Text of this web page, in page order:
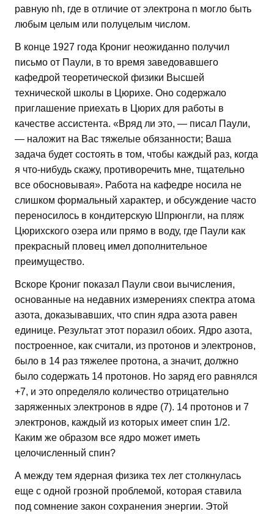
равную nh, где в отличие от электрона n могло быть
любым целым или полуцелым числом.
В конце 1927 года Крониг неожиданно получил
письмо от Паули, в то время заведовавшего
кафедрой теоретической физики Высшей
технической школы в Цюрихе. Оно содержало
приглашение приехать в Цюрих для работы в
качестве ассистента. «Вряд ли это, — писал Паули,
— наложит на Вас тяжелые обязанности; Ваша
задача будет состоять в том, чтобы каждый раз, когда
я что-нибудь скажу, противоречить мне, тщательно
все обосновывая». Работа на кафедре носила не
слишком формальный характер, и обсуждение часто
переносилось в кондитерскую Шпрюнгли, на пляж
Цюрихского озера или прямо в воду, где Паули как
прекрасный пловец имел дополнительное
преимущество.
Вскоре Крониг показал Паули свои вычисления,
основанные на недавних измерениях спектра атома
азота, доказывавших, что спин ядра азота равен
единице. Результат этот поразил обоих. Ядро азота,
построенное, как считали, из протонов и электронов,
было в 14 раз тяжелее протона, а значит, должно
было содержать 14 протонов. Но заряд его равнялся
+7, и это определяло количество отрицательно
заряженных электронов в ядре (7). 14 протонов и 7
электронов, каждый из которых имеет спин 1/2.
Каким же образом все ядро может иметь
целочисленный спин?
А между тем ядерная физика тех лет столкнулась
еще с одной грозной проблемой, которая ставила
под сомнение закон сохранения энергии. Этой